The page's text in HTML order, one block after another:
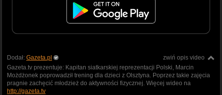
zwiń opis video
Dodał: Gazeta.pl
Gazeta.tv prezentuje: Kapitan siatkarskiej reprezentacji Polski, Marcin
Możdżonek poprowadził trening dla dzieci z Olsztyna. Poprzez takie zajęcia
pragnie zachęcić młodzież do aktywności fizycznej. Więcej wideo na
http://gazeta.tv